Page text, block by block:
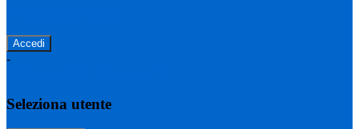
-
Seleziona utente